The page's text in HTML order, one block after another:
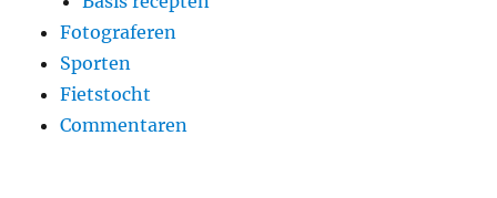
Fotograferen
Sporten
Fietstocht
Commentaren